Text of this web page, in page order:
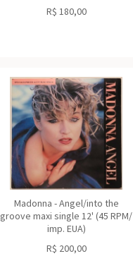
R$ 180,00
Madonna - Angel/into the
groove maxi single 12' (45 RPM/
imp. EUA)
R$ 200,00